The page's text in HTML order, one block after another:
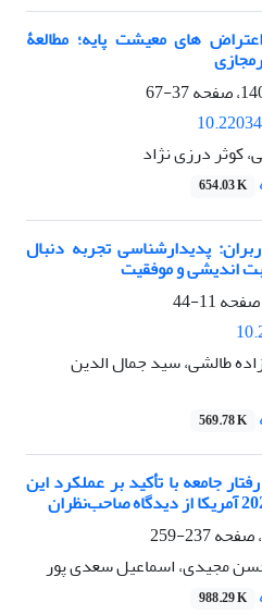
های معیشت پایه؛ مطالعۀ
37-67
کوثر درزی نژاد
654.03 K
پدیدارشناسی تجربه دنبال
اندیشی و موفقیت
11-44
طالشی، سید جمال الدین
569.78 K
جامعه با تأکید بر عملکرد این
237-259
حسن مجیدی، اسماعیل سعدی پور
988.29 K